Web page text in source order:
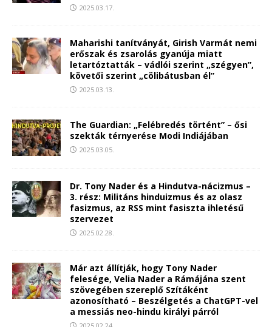
2025.03.17.
Maharishi tanítványát, Girish Varmát nemi
erőszak és zsarolás gyanúja miatt
letartóztatták – vádlói szerint „szégyen”,
követői szerint „cölibátusban él”
2025.03.13.
The Guardian: „Felébredés történt” – ősi
szekták térnyerése Modi Indiájában
2025.03.05.
Dr. Tony Nader és a Hindutva-nácizmus –
3. rész: Militáns hinduizmus és az olasz
fasizmus, az RSS mint fasiszta ihletésű
szervezet
2025.02.28.
Már azt állítják, hogy Tony Nader
felesége, Velia Nader a Rámájána szent
szövegében szereplő Szítáként
azonosítható – Beszélgetés a ChatGPT-vel
a messiás neo-hindu királyi párról